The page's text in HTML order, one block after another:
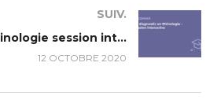
SUIV.
Le diagnostic en Rhinologie session interactive
12 OCTOBRE 2020